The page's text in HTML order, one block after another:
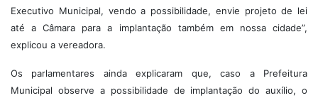
Executivo Municipal, vendo a possibilidade, envie projeto de lei
até a Câmara para a implantação também em nossa cidade”,
explicou a vereadora.
Os parlamentares ainda explicaram que, caso a Prefeitura
Municipal observe a possibilidade de implantação do auxílio, o